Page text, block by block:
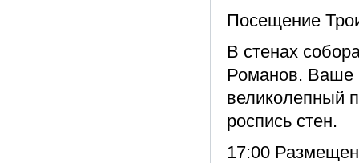
Посещение
В стенах
Романов. Ваше
великолепный
роспись стен.
17:00